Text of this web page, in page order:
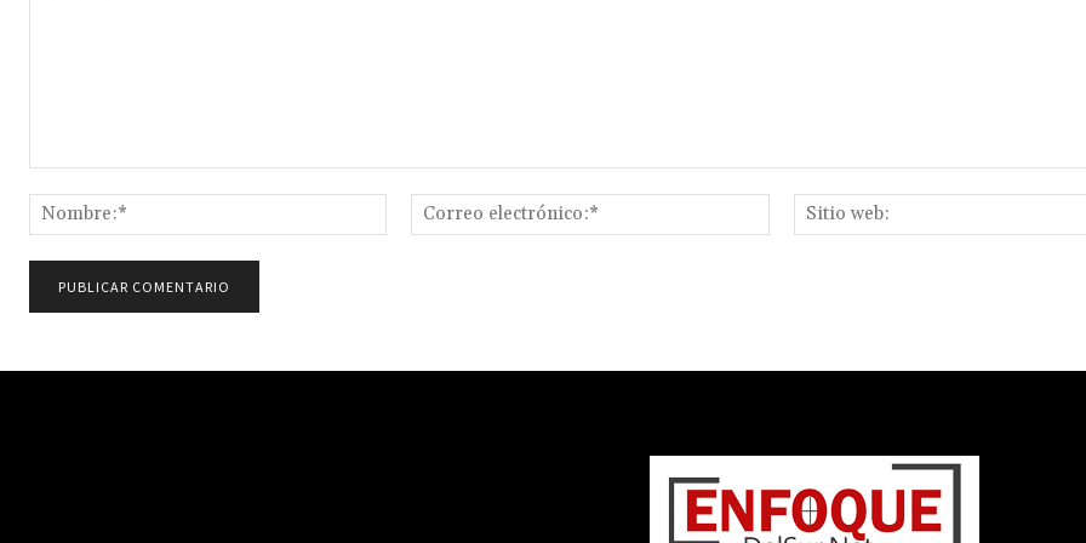
Nombre:*
Correo
electrónico:*